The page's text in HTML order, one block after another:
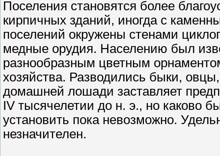
Поселения становятся более
кирпичных зданий, иногда с
поселений окружены стенами
медные орудия. Населению был
разнообразным цветным
хозяйства. Разводились быки,
домашней лошади заставляет
IV тысячелетии до н. э., но каково
установить пока невозможно.
незначителен.